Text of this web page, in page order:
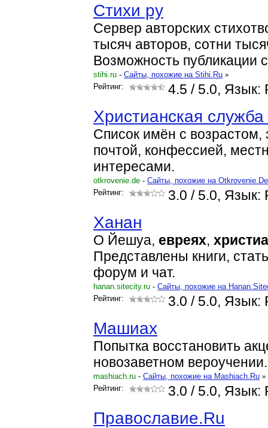
Стихи ру
Сервер авторских
тысяч авторов, сотни
Возможность публикации
stihi.ru - Cайты, похожие на Stihi.Ru »
Рейтинг:
4.5 / 5.0, Язык:
Христианская служба
Список имён с возрастом,
почтой, конфессией,
интересами.
otkrovenie.de - Cайты, похожие на Otkrovenie.De
Рейтинг:
3.0 / 5.0, Язык:
Ханан
О Йешуа, евреях,
Представлены книги,
форум и чат.
hanan.sitecity.ru - Cайты, похожие на
Рейтинг:
3.0 / 5.0, Язык:
Машиах
Попытка восстановить
новозаветном вероучении.
mashiach.ru - Cайты, похожие на Mashiach.Ru »
Рейтинг:
3.0 / 5.0, Язык:
Православие.Ru